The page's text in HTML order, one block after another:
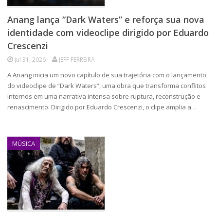
Anang lança “Dark Waters” e reforça sua nova
identidade com videoclipe dirigido por Eduardo
Crescenzi
jul 31, 2026 JEFF FERREIRA
A Anang inicia um novo capítulo de sua trajetória com o lançamento
do videoclipe de “Dark Waters”, uma obra que transforma conflitos
internos em uma narrativa intensa sobre ruptura, reconstrução e
renascimento. Dirigido por Eduardo Crescenzi, o clipe amplia a…
MÚSICA